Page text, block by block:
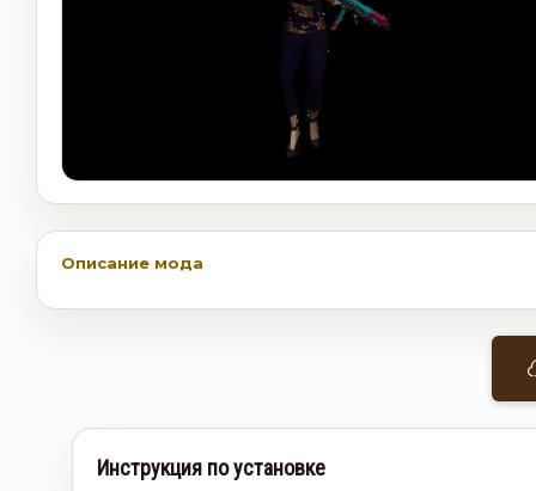
Описание мода
Инструкция по установке